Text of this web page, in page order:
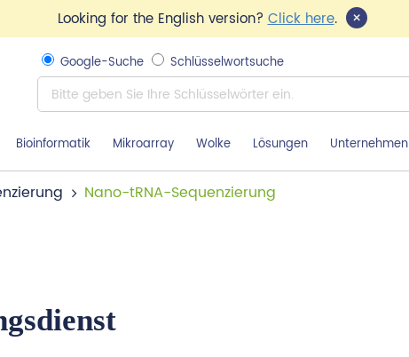
Looking for the English version?Click here. ×
Google-Suche Schlüsselwortsuche
Bioinformatik Mikroarray Wolke Lösungen Unternehmen
Nano-tRNA-Sequenzierung